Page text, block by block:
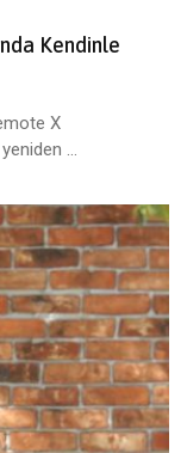
Kendinle
X
...